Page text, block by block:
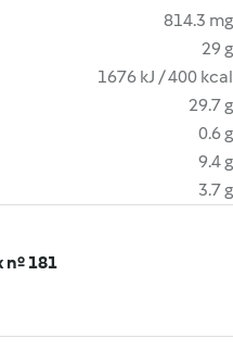
814.3 mg
29 g
1676 kJ / 400 kcal
29.7 g
0.6 g
9.4 g
3.7 g
nº 181